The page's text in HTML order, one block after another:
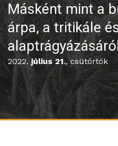
Másként mint a
árpa, a tritikále
2022.július 21., csütörtök